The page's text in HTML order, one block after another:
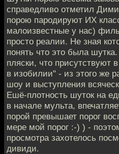
справедливо отметил
порою пародируют ИХ
малоизвестные у нас)
просто реалии. Не зная
понять что это была
пляски, что
в изобилии" - из этого же
шоу и выступления
Ешё-плотность шуток на
в начале мульта,
порой превышает порог
мере мой порог :-) ) -
просмотра захотелось
дивиди.